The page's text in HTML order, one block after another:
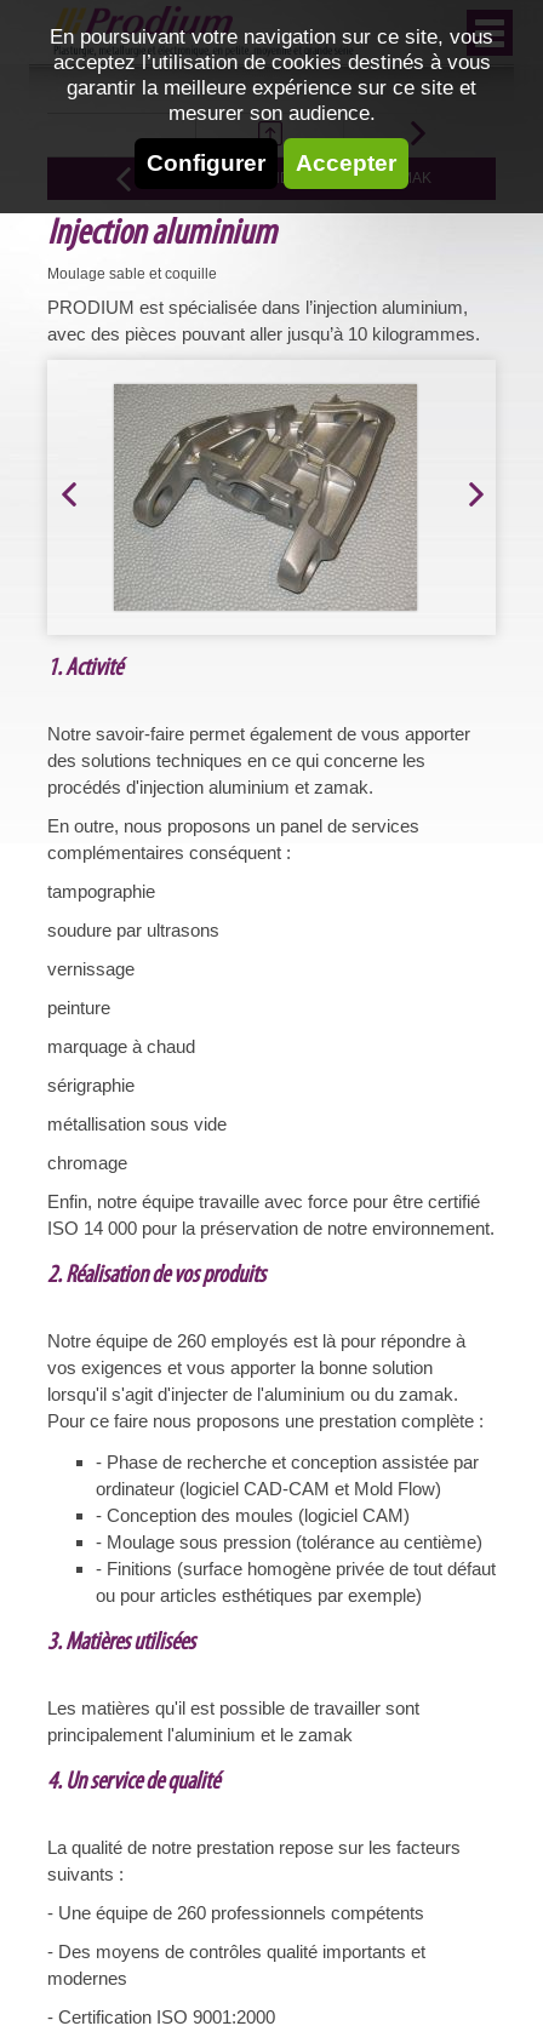
En poursuivant votre navigation sur ce site, vous
acceptez l’utilisation de cookies destinés à vous
garantir la meilleure expérience sur ce site et
mesurer son audience.
Configurer Accepter
INJECTION ET FONDERIE ALU ET ZAMAK
Injection aluminium
Moulage sable et coquille
PRODIUM est spécialisée dans l’injection aluminium,
avec des pièces pouvant aller jusqu’à 10 kilogrammes.
1. Activité
Notre savoir-faire permet également de vous apporter
des solutions techniques en ce qui concerne les
procédés d'injection aluminium et zamak.
En outre, nous proposons un panel de services
complémentaires conséquent :
tampographie
soudure par ultrasons
vernissage
peinture
marquage à chaud
sérigraphie
métallisation sous vide
chromage
Enfin, notre équipe travaille avec force pour être certifié
ISO 14 000 pour la préservation de notre environnement.
2. Réalisation de vos produits
Notre équipe de 260 employés est là pour répondre à
vos exigences et vous apporter la bonne solution
lorsqu'il s'agit d'injecter de l'aluminium ou du zamak.
Pour ce faire nous proposons une prestation complète :
- Phase de recherche et conception assistée par
ordinateur (logiciel CAD-CAM et Mold Flow)
- Conception des moules (logiciel CAM)
- Moulage sous pression (tolérance au centième)
- Finitions (surface homogène privée de tout défaut
ou pour articles esthétiques par exemple)
3. Matières utilisées
Les matières qu'il est possible de travailler sont
principalement l'aluminium et le zamak
4. Un service de qualité
La qualité de notre prestation repose sur les facteurs
suivants :
- Une équipe de 260 professionnels compétents
- Des moyens de contrôles qualité importants et
modernes
- Certification ISO 9001:2000